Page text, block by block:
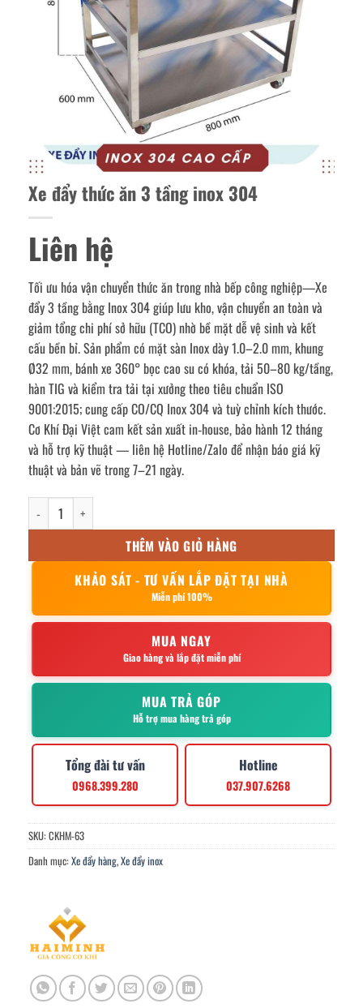
Xe đẩy thức ăn 3 tầng inox 304
Liên hệ
Tối ưu hóa vận chuyển thức ăn trong nhà bếp công nghiệp—Xe
đẩy 3 tầng bằng Inox 304 giúp lưu kho, vận chuyển an toàn và
giảm tổng chi phí sở hữu (TCO) nhờ bề mặt dễ vệ sinh và kết
cấu bền bỉ. Sản phẩm có mặt sàn Inox dày 1.0–2.0 mm, khung
Ø32 mm, bánh xe 360° bọc cao su có khóa, tải 50–80 kg/tầng,
hàn TIG và kiểm tra tải tại xưởng theo tiêu chuẩn ISO
9001:2015; cung cấp CO/CQ Inox 304 và tuỳ chỉnh kích thước.
Cơ Khí Đại Việt cam kết sản xuất in‑house, bảo hành 12 tháng
và hỗ trợ kỹ thuật — liên hệ Hotline/Zalo để nhận báo giá kỹ
thuật và bản vẽ trong 7–21 ngày.
Xe đẩy thức ăn 3 tầng inox 304 số lượng
THÊM VÀO GIỎ HÀNG
KHẢO SÁT - TƯ VẤN LẮP ĐẶT TẠI NHÀ
Miễn phí 100%
MUA NGAY
Giao hàng và lắp đặt miễn phí
MUA TRẢ GÓP
Hỗ trợ mua hàng trả góp
Tổng đài tư vấn
0968.399.280
Hotline
037.907.6268
SKU: CKHM-63
Danh mục: Xe đẩy hàng,Xe đẩy inox